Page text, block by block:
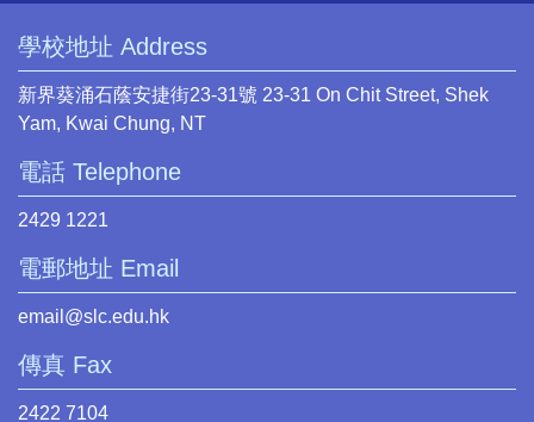
學校地址 Address
新界葵涌石蔭安捷街23-31號 23-31 On Chit Street, Shek
Yam, Kwai Chung, NT
電話 Telephone
2429 1221
電郵地址 Email
email@slc.edu.hk
傳真 Fax
2422 7104